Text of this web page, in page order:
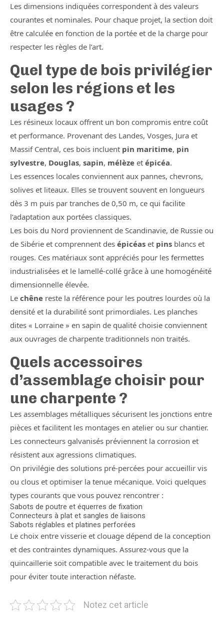
Les dimensions indiquées correspondent à des valeurs
courantes et nominales. Pour chaque projet, la section doit
être calculée en fonction de la portée et de la charge pour
respecter les règles de l’art.
Quel type de bois privilégier
selon les régions et les
usages ?
Les résineux locaux offrent un bon compromis entre coût
et performance. Provenant des Landes, Vosges, Jura et
Massif Central, ces bois incluent pin maritime, pin
sylvestre, Douglas, sapin, mélèze et épicéa.
Les essences locales conviennent aux pannes, chevrons,
solives et liteaux. Elles se trouvent souvent en longueurs
dès 3 m puis par tranches de 0,50 m, ce qui facilite
l’adaptation aux portées classiques.
Les bois du Nord proviennent de Scandinavie, de Russie ou
de Sibérie et comprennent des épicéas et pins blancs et
rouges. Ces matériaux sont appréciés pour les fermettes
industrialisées et le lamellé-collé grâce à une homogénéité
dimensionnelle élevée.
Le chêne reste la référence pour les poutres lourdes où la
densité et la durabilité sont primordiales. Les planches
dites « Lorraine » en sapin de qualité choisie conviennent
aux ouvrages de charpente traditionnels non traités.
Quels accessoires
d’assemblage choisir pour
une charpente ?
Les assemblages métalliques sécurisent les jonctions entre
pièces et facilitent les montages en atelier ou sur chantier.
Les connecteurs galvanisés préviennent la corrosion et
résistent aux agressions climatiques.
On privilégie des solutions pré-percées pour accueillir vis
ou clous et optimiser la tenue mécanique. Voici quelques
types courants que vous pouvez rencontrer :
Sabots de poutre et équerres de fixation
Connecteurs à plat et sangles de liaisons
Sabots réglables et platines perforées
Le choix entre visserie et clouage dépend de la conception
et des contraintes dynamiques. Assurez-vous que la
quincaillerie soit compatible avec le traitement du bois
pour éviter toute interaction néfaste.
Notez cet article